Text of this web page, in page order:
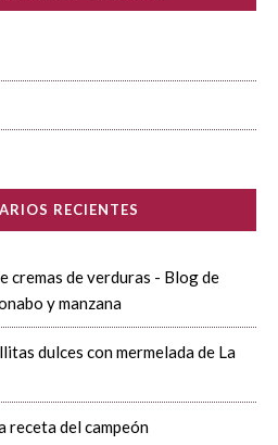
RECIENTES
cremas de verduras - Blog de
y manzana
dulces con mermelada de La
receta del campeón